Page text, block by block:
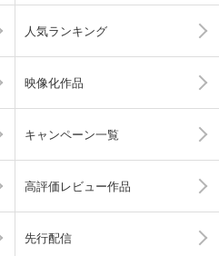
人気ランキング
映像化作品
キャンペーン一覧
高評価レビュー作品
先行配信